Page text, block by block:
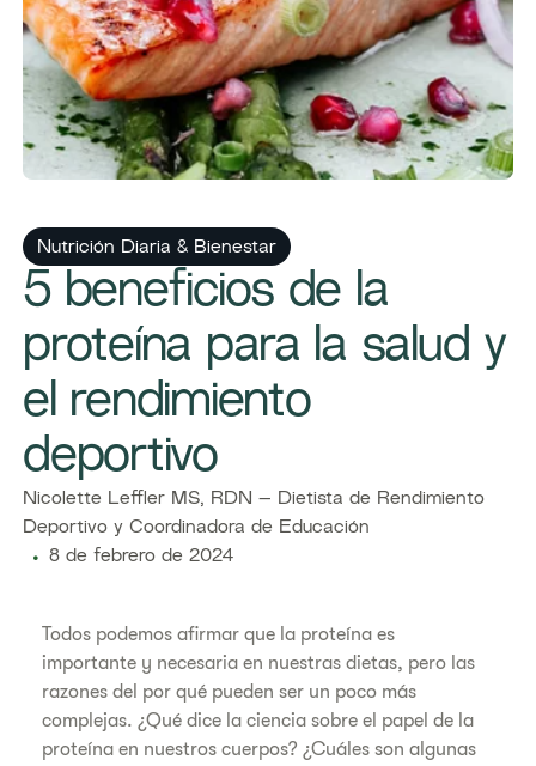
​​Nutrición Diaria & Bienestar​
​​5 beneficios de la
proteína para la salud y
el rendimiento
deportivo​
Nicolette Leffler MS, RDN – Dietista de Rendimiento
Deportivo y Coordinadora de Educación
8 de febrero de 2024
Todos podemos afirmar que la proteína es
importante y necesaria en nuestras dietas, pero las
razones del por qué pueden ser un poco más
complejas. ¿Qué dice la ciencia sobre el papel de la
proteína en nuestros cuerpos? ¿Cuáles son algunas